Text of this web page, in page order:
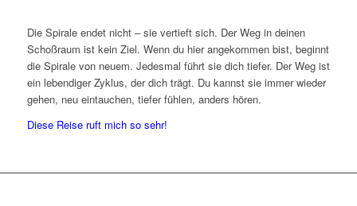
Die Spirale endet nicht – sie vertieft sich. Der Weg in deinen
Schoßraum ist kein Ziel. Wenn du hier angekommen bist, beginnt
die Spirale von neuem. Jedesmal führt sie dich tiefer. Der Weg ist
ein lebendiger Zyklus, der dich trägt. Du kannst sie immer wieder
gehen, neu eintauchen, tiefer fühlen, anders hören.
Diese Reise ruft mich so sehr!